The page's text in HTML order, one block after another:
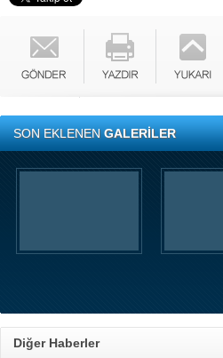
SON EKLENENGALERİLER
Diğer Haberler